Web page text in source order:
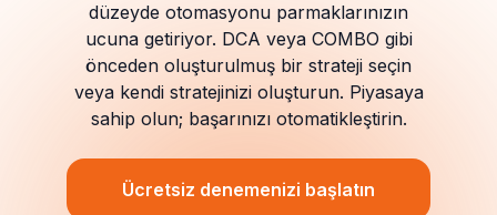
düzeyde otomasyonu parmaklarınızın
ucuna getiriyor. DCA veya COMBO gibi
önceden oluşturulmuş bir strateji seçin
veya kendi stratejinizi oluşturun. Piyasaya
sahip olun; başarınızı otomatikleştirin.
Ücretsiz denemenizi başlatın